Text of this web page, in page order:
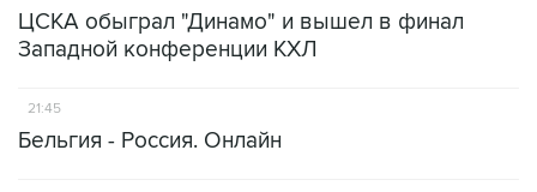
ЦСКА обыграл "Динамо" и вышел в финал
Западной конференции КХЛ
21:45
Бельгия - Россия. Онлайн